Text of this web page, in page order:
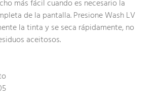
más fácil cuando es necesario la
de la pantalla. Presione Wash LV
la tinta y se seca rápidamente, no
aceitosos.